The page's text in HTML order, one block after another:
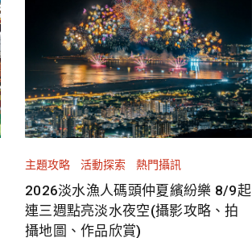
主題攻略 活動探索 熱門攝訊
2026淡水漁人碼頭仲夏繽紛樂 8/9起
連三週點亮淡水夜空(攝影攻略、拍
攝地圖、作品欣賞)